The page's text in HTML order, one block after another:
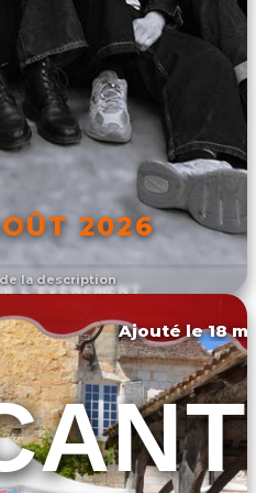
la description
2026
L'ÉVÉNEMENT
Ajouté le 18